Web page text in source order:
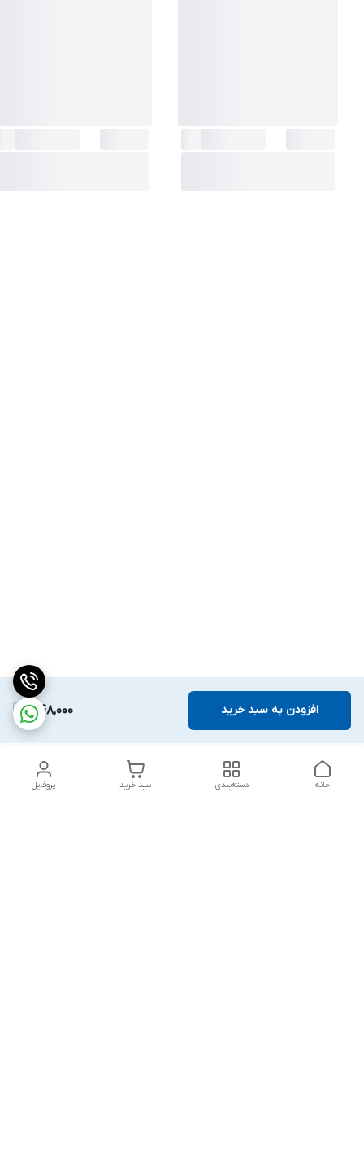
1,148,000 افزودن به سبد خرید
پروفایل سبد خرید دسته‌بندی خانه